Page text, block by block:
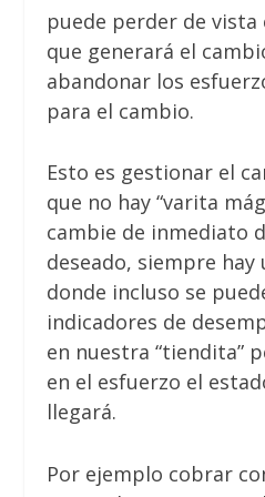
puede perder de
que generará el
abandonar los
para el cambio.
Esto es gestionar el
que no hay “varita
cambie de inmediato
deseado, siempre
donde incluso se
indicadores de
en nuestra “tiendita”
en el esfuerzo el
llegará.
Por ejemplo cobrar